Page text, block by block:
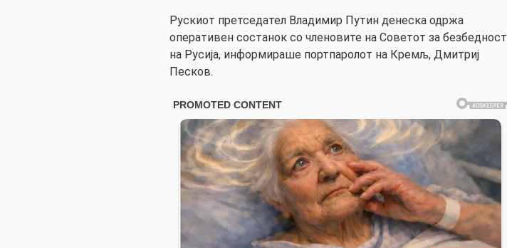
Рускиот претседател Владимир Путин денеска одржа
оперативен состанок со членовите на Советот за безбедност
на Русија, информираше портпаролот на Кремљ, Дмитриј
Песков.